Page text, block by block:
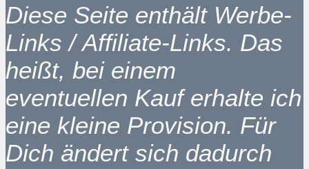
Diese Seite enthält Werbe-
Links / Affiliate-Links. Das
heißt, bei einem
eventuellen Kauf erhalte ich
eine kleine Provision. Für
Dich ändert sich dadurch